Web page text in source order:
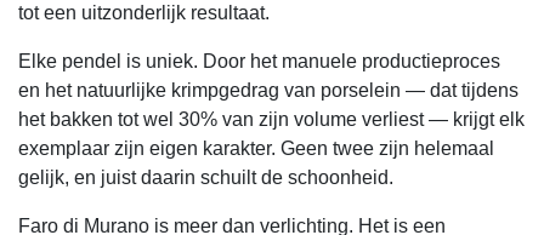
uitzonderlijk resultaat.
Elke pendel is uniek. Door het manuele productieproces en
het natuurlijke krimpgedrag van porselein — dat tijdens het
bakken tot wel 30% van zijn volume verliest — krijgt elk
exemplaar zijn eigen karakter. Geen twee zijn helemaal
gelijk, en juist daarin schuilt de schoonheid.
Faro di Murano is meer dan verlichting. Het is een